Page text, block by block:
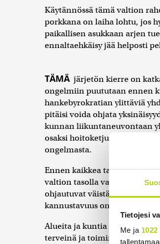
Tietojesi
Me ja
Käytännössä tämä valtion
porkkana on laiha lohtu, jos
paikallisen asukkaan arjen
ennaltaehkäisy jää helposti
TÄMÄ järjetön kierre on
ongelmiin puututaan ennen
hankebyrokratian ylittäviä
pitäisi voida ohjata
kunnan liikuntaneuvontaan
osaksi hoitoketjua, sillä ne
ongelmasta.
Ennen kaikkea tarvitsemme
valtion tasolla vain
ohjautuvat väistämättä
kannustavuus on viritettävä
Alueita ja kuntia on alettava
terveinä ja toimintakykyisinä.